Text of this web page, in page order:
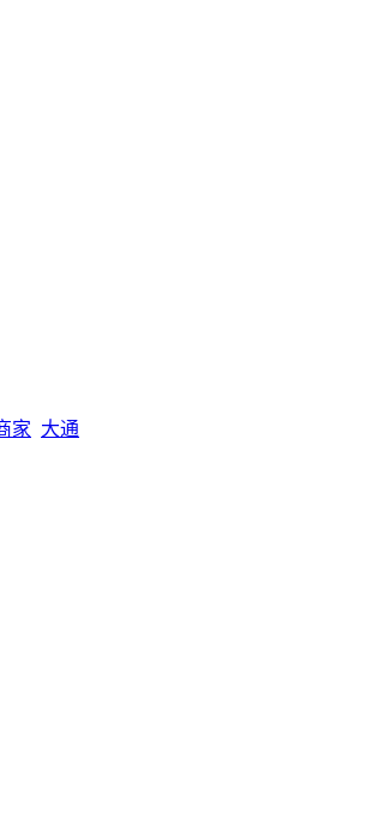
家 大通